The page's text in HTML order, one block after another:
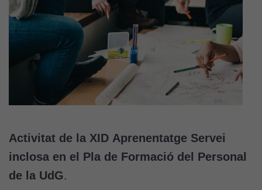
Activitat de la XID Aprenentatge Servei
inclosa en el Pla de Formació del Personal
de la UdG.